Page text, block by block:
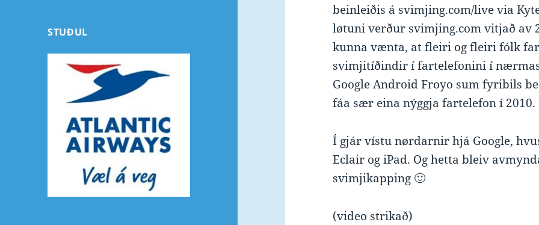
STUÐUL
beinleiðis á svimjing.com/live via
løtuni verður svimjing.com vitjað av
kunna vænta, at fleiri og fleiri fólk
svimjitíðindir í fartelefonini í
Google Android Froyo sum fyribils
fáa sær eina nýggja fartelefon í 2010.
Í gjár vístu nørdarnir hjá Google,
Eclair og iPad. Og hetta bleiv
svimjikapping 🙂
(video strikað)